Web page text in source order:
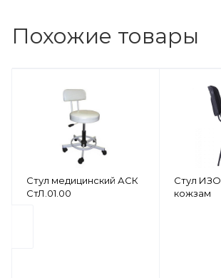
Похожие товары
Стул медицинский АСК
СтЛ.01.00
Стул
кожзам